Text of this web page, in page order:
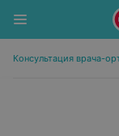
Консультация врача-